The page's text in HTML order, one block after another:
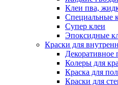
Клеи пва,
Специальные
Супер клеи
Эпоксидные
Краски для
Декоративное
Колеры для
Краска для
Краски для